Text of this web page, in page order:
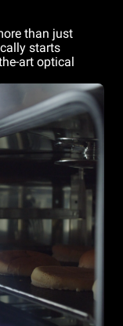
than just
starts
art optical